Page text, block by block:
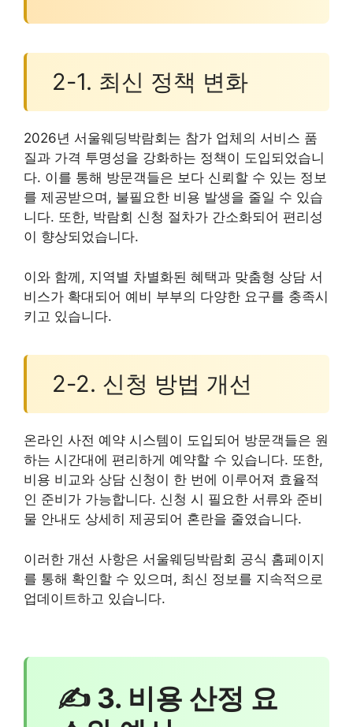
2-1. 최신 정책 변화
2026년 서울웨딩박람회는 참가 업체의 서비스 품
질과 가격 투명성을 강화하는 정책이 도입되었습니
다. 이를 통해 방문객들은 보다 신뢰할 수 있는 정보
를 제공받으며, 불필요한 비용 발생을 줄일 수 있습
니다. 또한, 박람회 신청 절차가 간소화되어 편리성
이 향상되었습니다.
이와 함께, 지역별 차별화된 혜택과 맞춤형 상담 서
비스가 확대되어 예비 부부의 다양한 요구를 충족시
키고 있습니다.
2-2. 신청 방법 개선
온라인 사전 예약 시스템이 도입되어 방문객들은 원
하는 시간대에 편리하게 예약할 수 있습니다. 또한,
비용 비교와 상담 신청이 한 번에 이루어져 효율적
인 준비가 가능합니다. 신청 시 필요한 서류와 준비
물 안내도 상세히 제공되어 혼란을 줄였습니다.
이러한 개선 사항은 서울웨딩박람회 공식 홈페이지
를 통해 확인할 수 있으며, 최신 정보를 지속적으로
업데이트하고 있습니다.
✍ 3. 비용 산정 요